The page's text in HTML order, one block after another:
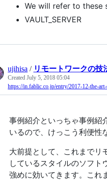
We will refer to these
VAULT_SERVER
ujihisa / リモートワークの技
Created July 5, 2018 05:04
https://in.fablic.co.jp/entry/2017-12-the-
事例紹介といっちゃ事例紹
いるので、けっこう利便性
大前提として、これまでリ
しているスタイルのソフト
強めに効いてきます。これ